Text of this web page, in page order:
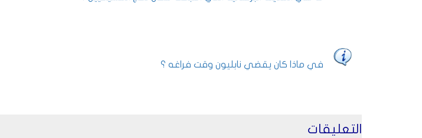
في ماذا كان يقضي نابليون وقت فراغه ؟
التعليقات